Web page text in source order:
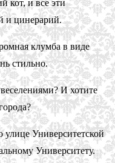
кот, и все эти
и цинерарий.
клумба в виде
стильно.
И хотите
улице Университетской
Университету.